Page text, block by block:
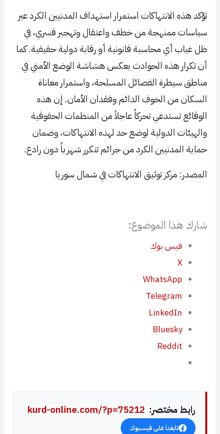
تؤكد هذه الانتهاكات استمرار استهداف المدنيين الكرد عبر
سياسات ممنهجة من خطف واعتقال وتهجير قسري، في
ظل غياب أي محاسبة قانونية أو رقابة دولية حقيقية. كما
أن تكرار هذه الحوادث يعكس هشاشة الوضع الأمني في
مناطق سيطرة الفصائل المسلحة، واستمرار معاناة
السكان من الخوف الدائم وفقدان الأمان. إن هذه
الوقائع تستدعي تحركاً عاجلاً من المنظمات الحقوقية
والهيئات الدولية لوضع حد لهذه الانتهاكات، وضمان
حماية المدنيين الكرد من جرائم تتكرر شهرياً دون رادع.
​المصدر: مركز توثيق الانتهاكات في شمال سوريا
شارك هذا الموضوع:
فيس بوك
X
WhatsApp
Telegram
LinkedIn
Bluesky
Reddit
رابط مختصر: kurd-online.com/?p=75212
تابعنا على فيسبوك